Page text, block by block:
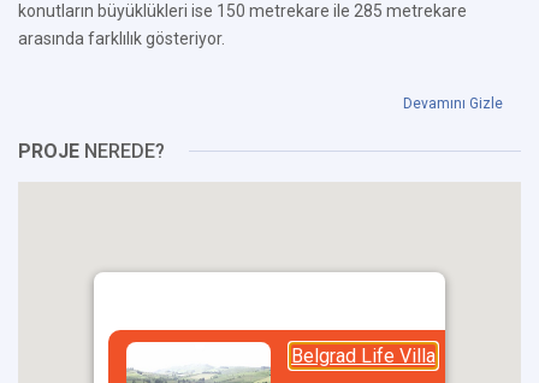
konutların büyüklükleri ise 150 metrekare ile 285 metrekare
arasında farklılık gösteriyor.
Devamını Gizle
PROJE NEREDE?
Belgrad Life Villa